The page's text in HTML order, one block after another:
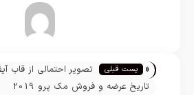
تیم تحریریه « پست قبلی
تصویر احتمالی از قاب آیفون 11
تاریخ عرضه و فروش مک پرو 2019